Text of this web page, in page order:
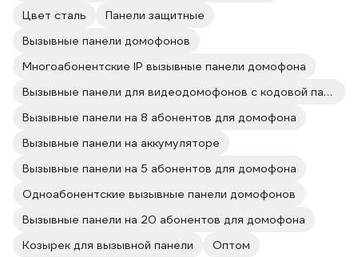
Цвет сталь
Панели защитные
Вызывные панели домофонов
Многоабонентские IP вызывные панели домофона
Вызывные панели для видеодомофонов с кодовой панелью
Вызывные панели на 8 абонентов для домофона
Вызывные панели на аккумуляторе
Вызывные панели на 5 абонентов для домофона
Одноабонентские вызывные панели домофонов
Вызывные панели на 20 абонентов для домофона
Козырек для вызывной панели
Оптом